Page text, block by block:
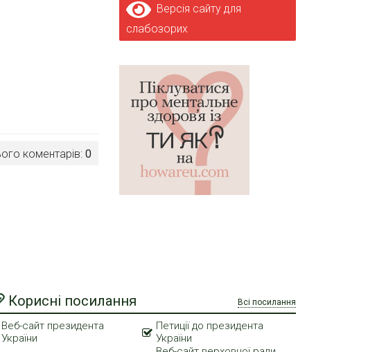
коментарів: 0
Версія сайту для
слабозорих
Корисні посилання Всі посилання
Веб-сайт президента
України
Петиції до президента
України